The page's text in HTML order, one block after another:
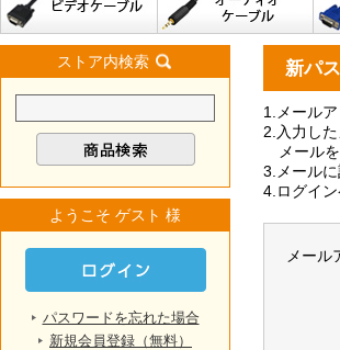
新パ
1.メール
2.入力し
メールを
3.メール
4.ログイ
メール
ストア内検索
ようこそ ゲスト 様
パスワードを忘れた場合
新規会員登録（無料）